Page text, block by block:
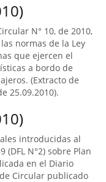
N° 10, de 2010,
normas de la Ley
que ejercen el
a bordo de
(Extracto de
25.09.2010).
introducidas al
(DFL N°2) sobre Plan
en el Diario
Circular publicado